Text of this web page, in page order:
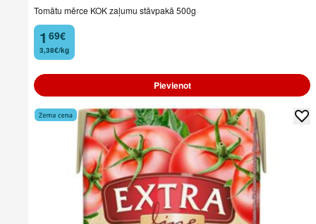
Tomātu mērce KOK zaļumu stāvpakā 500g
1
. 69€
3,38€/kg
Pievienot